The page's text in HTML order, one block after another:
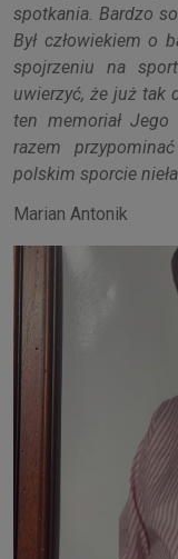
spotkania. Bardzo
Był człowiekiem o
spojrzeniu na
uwierzyć, że już tak
ten memoriał
razem
polskim sporcie
Marian Antonik